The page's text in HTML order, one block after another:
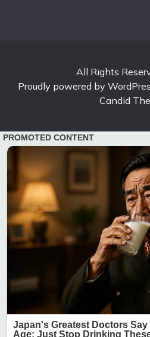
All Rights
Proudly powered by
Candid